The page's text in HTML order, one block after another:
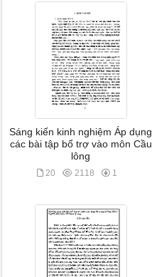
Sáng kiến kinh nghiệm Áp dụng
các bài tập bổ trợ vào môn Cầu
lông
20 2118 1